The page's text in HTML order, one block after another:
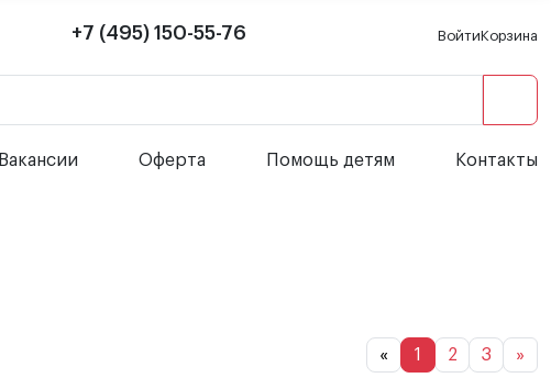
+7 (495) 150-55-76 ВойтиКорзина
Вакансии Оферта Помощь детям Контакты
« 1 2 3 »